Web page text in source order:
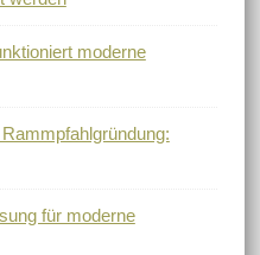
moderne
für moderne